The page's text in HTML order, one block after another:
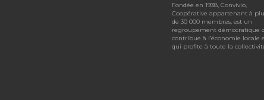
Fondée en 1938, Convivio,
Coopérative appartenant à
de 30 000 membres, est un
regroupement démocratique
contribue à l’économie locale
qui profite à toute la